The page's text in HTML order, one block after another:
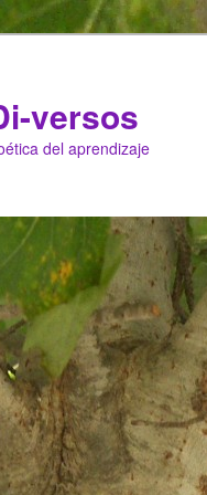
versos
del aprendizaje